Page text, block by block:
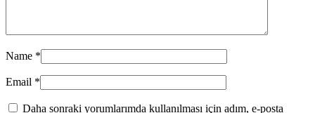
Name *
Email *
Daha sonraki yorumlarımda kullanılması için adım, e-posta